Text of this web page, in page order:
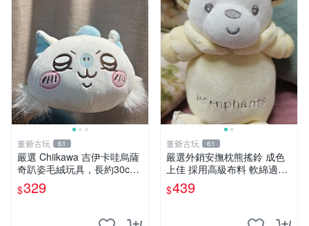
董爺古玩 61
嚴選 Chiikawa 吉伊卡哇烏薩
奇趴姿毛絨玩具，長約30c
m，質地超軟適合收藏 烏薩
奇 Chiikawa 毛絨 超軟
$329
董爺古玩 61
嚴選外銷安撫枕熊搖鈴 成色
上佳 採用高級布料 軟綿適合
收藏 安心選購 安撫枕 熊玩具
搖鈴
$439